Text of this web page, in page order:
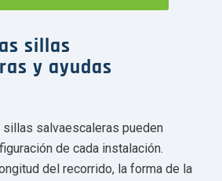
sillas
y ayudas
salvaescaleras pueden
de cada instalación.
del recorrido, la forma de la